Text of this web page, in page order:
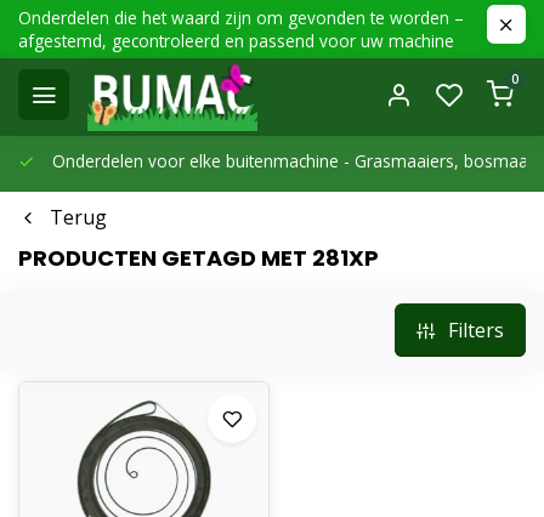
Onderdelen die het waard zijn om gevonden te worden –
afgestemd, gecontroleerd en passend voor uw machine
0
Onderdelen voor elke buitenmachine - Grasmaaiers,
Terug
PRODUCTEN GETAGD MET 281XP
Filters